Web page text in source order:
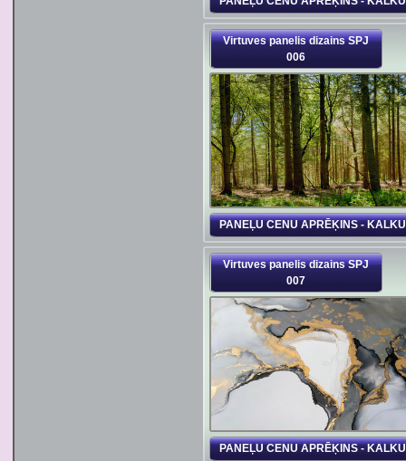
Virtuves panelis dizains SPJ
006
PANEĻU CENU APRĒĶINS -
Virtuves panelis dizains SPJ
007
PANEĻU CENU APRĒĶINS -